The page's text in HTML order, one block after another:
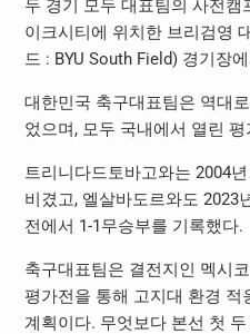
두 경기 모두 대표팀의 사전캠
이크시티에 위치한 브리검영
드 : BYU South Field) 경기장
대한민국 축구대표팀은 역대
었으며, 모두 국내에서 열린
트리니다드토바고와는 2004
비겼고, 엘살바도르와도 2023
전에서 1-1무승부를 기록했다.
축구대표팀은 결전지인 멕시
평가전을 통해 고지대 환경 적
계획이다. 무엇보다 본선 첫